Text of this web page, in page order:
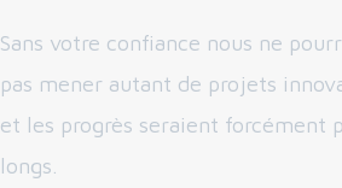
Sans votre confiance nous ne
pas mener autant de projets
et les progrès seraient forcément
longs.